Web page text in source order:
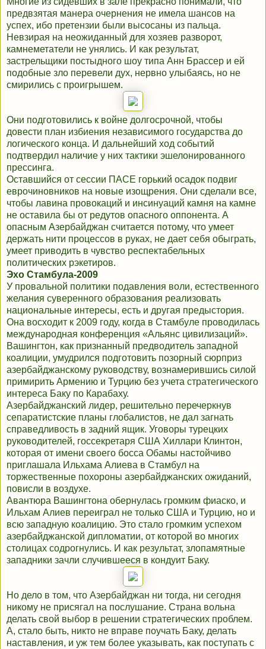
предвзятая манера очернения не имела шансов на
успех, ибо претензии были высосаны из пальца.
Невзирая на неожиданный для хозяев разворот,
камнеметатели не унялись. И как результат,
застрельщики постыдного шоу типа Анн Брассер и ей
подобные зло перевели дух, нервно улыбаясь, но не
смирились с проигрышем.
Они подготовились к войне долгосрочной, чтобы
довести план избиения независимого государства до
логического конца. И дальнейший ход событий
подтвердил наличие у них тактики эшелонированного
прессинга.
Оставшийся от сессии ПАСЕ горький осадок подвиг
еврочиновников на новые изощрения. Они сделали все,
чтобы лавина провокаций и инсинуаций камня на камне
не оставила бы от редутов опасного оппонента. А
опасным Азербайджан считается потому, что умеет
держать нити процессов в руках, не дает себя обыграть,
умеет приводить в чувство респектабельных
политических рэкетиров.
Эхо Стамбула-2009
У провальной политики подавления воли, естественного
желания суверенного образования реализовать
национальные интересы, есть и другая предыстория.
Она восходит к 2009 году, когда в Стамбуле проводилась
международная конференция «Альянс цивилизаций».
Вашингтон, как признанный предводитель западной
коалиции, умудрился подготовить позорный сюрприз
азербайджанскому руководству, вознамерившись силой
примирить Армению и Турцию без учета стратегического
интереса Баку по Карабаху.
Азербайджанский лидер, решительно перечеркнув
сепаратистские планы глобалистов, не дал загнать
справедливость в задний ящик. Уговоры турецких
руководителей, госсекретаря США Хиллари Клинтон,
которая от имени своего босса Обамы настойчиво
приглашала Ильхама Алиева в Стамбул на
торжественные похороны азербайджанских ожиданий,
повисли в воздухе.
Авантюра Вашингтона обернулась громким фиаско, и
Ильхам Алиев переиграл не только США и Турцию, но и
всю западную коалицию. Это стало громким успехом
азербайджанской дипломатии, от которой во многих
столицах содрогнулись. И как результат, злопамятные
западники зачли случившееся в кондуит Баку.
Но дело в том, что Азербайджан ни тогда, ни сегодня
никому не присягал на послушание. Страна вольна
делать свой выбор в решении стратегических проблем.
А, стало быть, никто не вправе поучать Баку, делать
наставления, и уж тем более указывать, как поступать с